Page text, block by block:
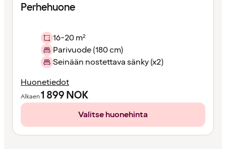
Perhehuone
16-20 m²
Parivuode (180 cm)
Seinään nostettava sänky (x2)
Huonetiedot
Alkaen1 899NOK
Valitse huonehinta